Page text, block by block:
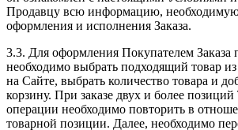
Продавцу всю информацию,
оформления и исполнения Заказа.
3.3. Для оформления Покупателем
необходимо выбрать подходящий товар
на Сайте, выбрать количество товара и
корзину. При заказе двух и более
операции необходимо повторить в
товарной позиции. Далее, необходимо